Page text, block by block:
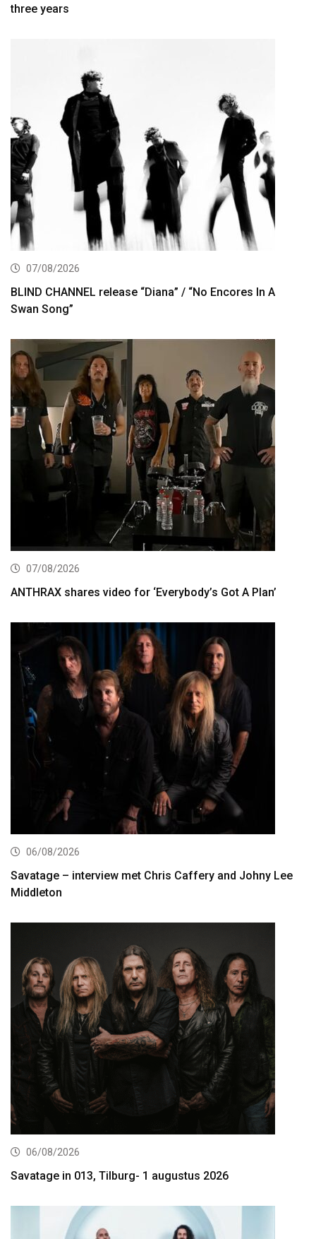
three years
07/08/2026
BLIND CHANNEL release “Diana” / “No Encores In A
Swan Song”
07/08/2026
ANTHRAX shares video for ‘Everybody’s Got A Plan’
06/08/2026
Savatage – interview met Chris Caffery and Johny Lee
Middleton
06/08/2026
Savatage in 013, Tilburg- 1 augustus 2026